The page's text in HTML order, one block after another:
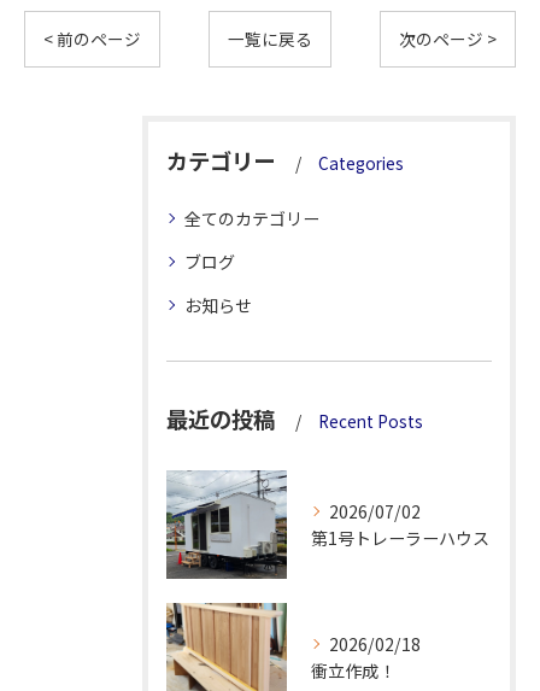
< 前のページ 一覧に戻る 次のページ >
カテゴリー Categories
全てのカテゴリー
ブログ
お知らせ
最近の投稿 Recent Posts
2026/07/02
第1号トレーラーハウス
2026/02/18
衝立作成！